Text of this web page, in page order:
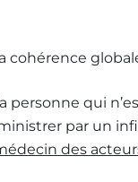
personne qui
par un
des